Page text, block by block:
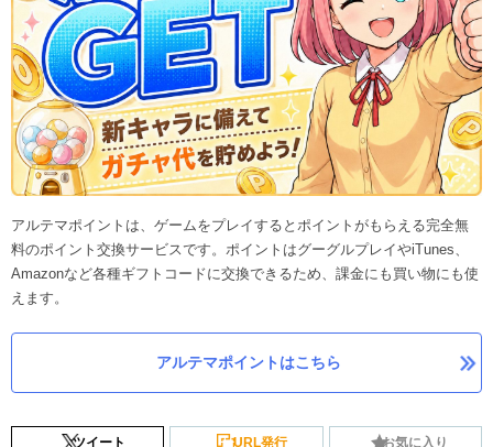
アルテマポイントは、ゲームをプレイするとポイントがもらえる完全無
料のポイント交換サービスです。ポイントはグーグルプレイやiTunes、
Amazonなど各種ギフトコードに交換できるため、課金にも買い物にも使
えます。
アルテマポイントはこちら
ツイート URL発行 お気に入り